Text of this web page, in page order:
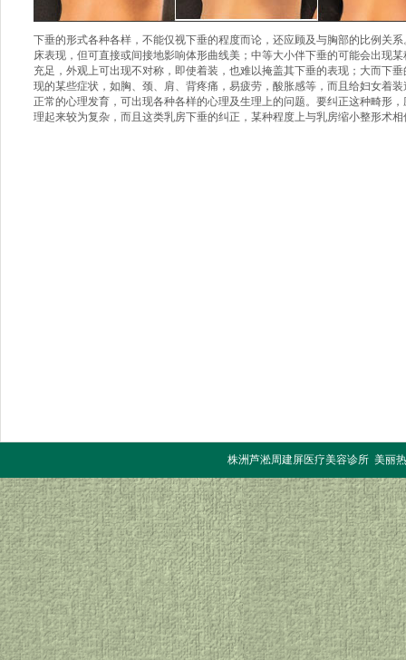
下垂的形式各种各样，不能仅视下垂的程度而论，还应顾及与胸部的比例关
床表现，但可直接或间接地影响体形曲线美；中等大小伴下垂的可能会出现
充足，外观上可出现不对称，即使着装，也难以掩盖其下垂的表现；大而下
现的某些症状，如胸、颈、肩、背疼痛，易疲劳，酸胀感等，而且给妇女着
正常的心理发育，可出现各种各样的心理及生理上的问题。要纠正这种畸形
理起来较为复杂，而且这类乳房下垂的纠正，某种程度上与乳房缩小整形术
株洲芦淞周建屏医疗美容诊所 美丽